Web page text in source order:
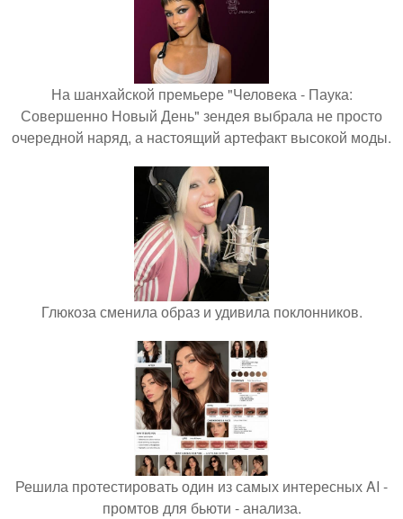
На шанхайской премьере "Человека - Паука:
Совершенно Новый День" зендея выбрала не просто
очередной наряд, а настоящий артефакт высокой моды.
Глюкоза сменила образ и удивила поклонников.
Решила протестировать один из самых интересных AI -
промтов для бьюти - анализа.